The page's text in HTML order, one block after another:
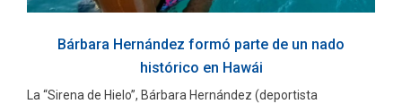
Bárbara Hernández formó parte de un nado
histórico en Hawái
La “Sirena de Hielo”, Bárbara Hernández (deportista